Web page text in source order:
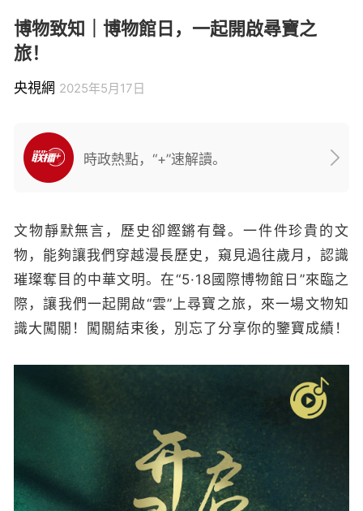
博物致知｜博物館日，一起開啟尋寶之
旅！
央視網 2025年5月17日
時政熱點，“+”速解讀。
文物靜默無言，歷史卻鏗鏘有聲。一件件珍貴的文
物，能夠讓我們穿越漫長歷史，窺見過往歲月，認識
璀璨奪目的中華文明。在“5·18國際博物館日”來臨之
際，讓我們一起開啟“雲”上尋寶之旅，來一場文物知
識大闖關！闖關結束後，別忘了分享你的鑒寶成績！